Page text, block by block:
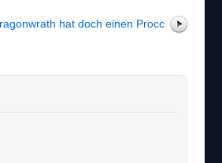
hat doch einen Procc